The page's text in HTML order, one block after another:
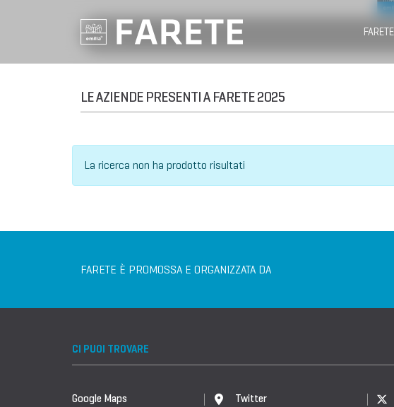
FARETE
LE AZIENDE PRESENTI A FARETE 2025
La ricerca non ha prodotto risultati
FARETE È PROMOSSA E ORGANIZZATA DA
CI PUOI TROVARE
Google Maps Twitter